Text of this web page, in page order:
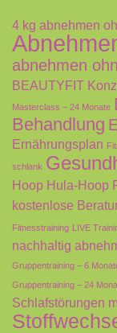
4 kg abnehmen
abnehmen
BEAUTYFIT
Masterclass – 24 Monate
Behandlung
Ernährungsplan
schlank
Hoop Hula-Hoop
kostenlose
Fitnesstraining LIVE
nachhaltig
Gruppentraining – 6
Gruppentraining – 24
Schlafstörungen